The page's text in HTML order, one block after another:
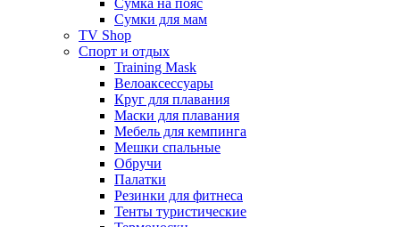
Сумка на пояс
Сумки для мам
TV Shop
Спорт и отдых
Training Mask
Велоаксессуары
Круг для плавания
Маски для плавания
Мебель для кемпинга
Мешки спальные
Обручи
Палатки
Резинки для фитнеса
Тенты туристические